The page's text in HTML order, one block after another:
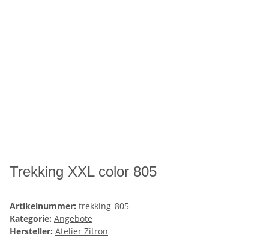
Trekking XXL color 805
Artikelnummer: trekking_805
Kategorie: Angebote
Hersteller: Atelier Zitron